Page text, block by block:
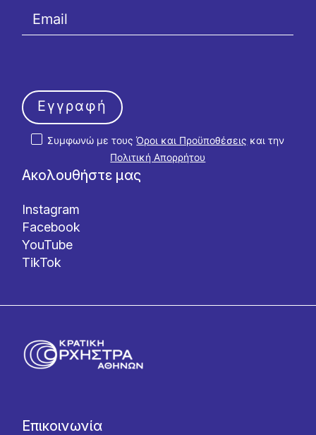
Ακολουθήστε μας
Instagram
Facebook
YouTube
TikTok
Συμφωνώ με τουςΌροι και Προϋποθέσεις και την
Πολιτική Απορρήτου
Εγγραφή
Επικοινωνία